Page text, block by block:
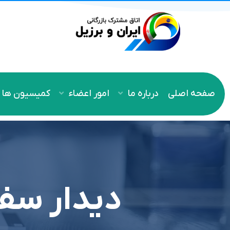
صفحه اصلی درباره ما امور اعضاء کمیسیون ها
دیدار